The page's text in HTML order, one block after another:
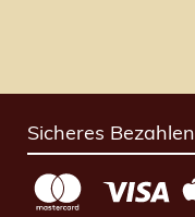
Sicheres Bezahlen